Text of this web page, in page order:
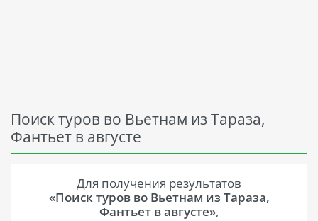
Поиск туров во Вьетнам из Тараза,
Фантьет в августе
Для получения результатов
«Поиск туров во Вьетнам из Тараза,
Фантьет в августе»,